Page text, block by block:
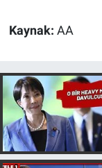
Kaynak: AA
Türkiye'nin
Türkiye'nin
Yerel